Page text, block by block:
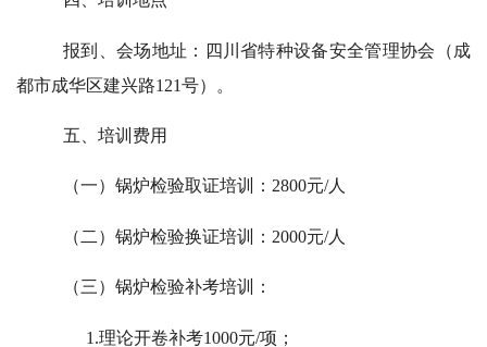
报到、会场地址：四川省特种设备安全管理协会（成
都市成华区建兴路121号）。
五、培训费用
（一）锅炉检验取证培训：2800元/人
（二）锅炉检验换证培训：2000元/人
（三）锅炉检验补考培训：
1.理论开卷补考1000元/项；